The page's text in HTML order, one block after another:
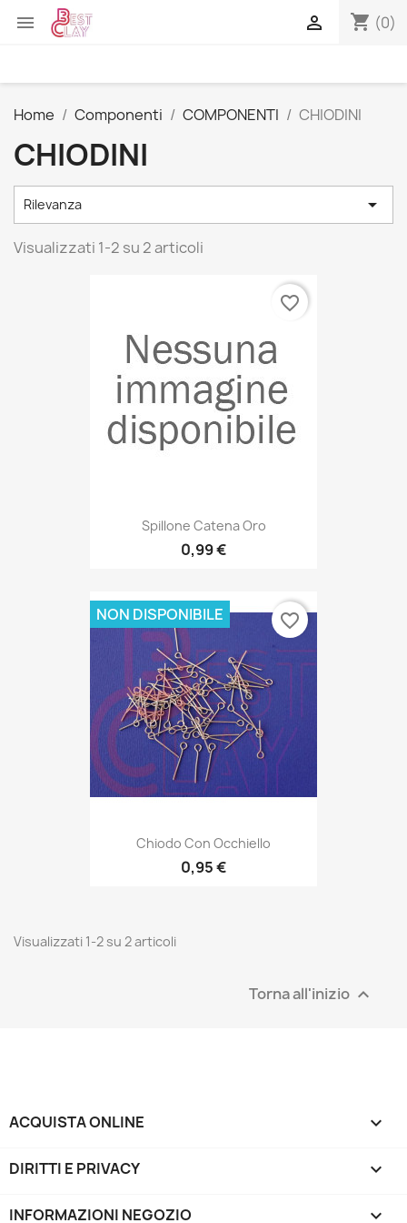
 shopping_cart (0)

Home Componenti COMPONENTI CHIODINI
CHIODINI
Rilevanza 
Visualizzati 1-2 su 2 articoli
Spillone Catena Oro
0,99 €
favorite_border
Chiodo Con Occhiello
0,95 €
NON DISPONIBILE favorite_border
Visualizzati 1-2 su 2 articoli
Torna all'inizio 
ACQUISTA ONLINE 
DIRITTI E PRIVACY 
INFORMAZIONI NEGOZIO keyboard_arrow_down